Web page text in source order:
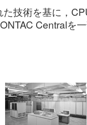
技術を基に，
Centralを